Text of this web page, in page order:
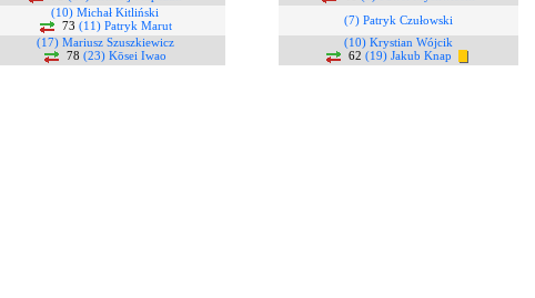
(10) Michał Kitliński
73 (11) Patryk Marut
(7) Patryk Czułowski
(17) Mariusz Szuszkiewicz
78 (23) Kōsei Iwao
(10) Krystian Wójcik
62 (19) Jakub Knap